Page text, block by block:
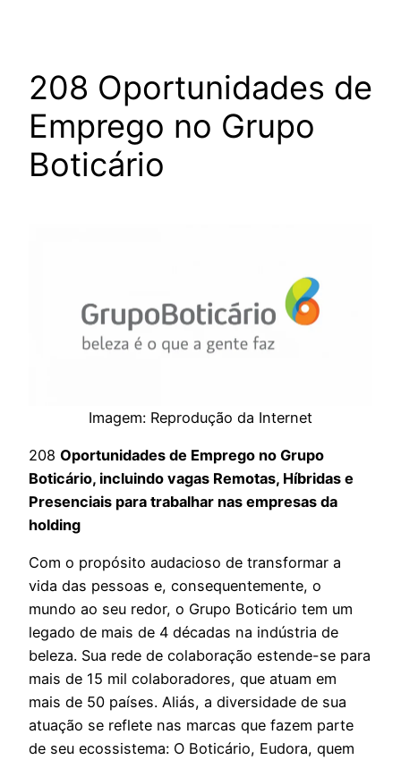
208 Oportunidades de
Emprego no Grupo
Boticário
Imagem: Reprodução da Internet
208 Oportunidades de Emprego no Grupo
Boticário, incluindo vagas Remotas, Híbridas e
Presenciais para trabalhar nas empresas da
holding
Com o propósito audacioso de transformar a
vida das pessoas e, consequentemente, o
mundo ao seu redor, o Grupo Boticário tem um
legado de mais de 4 décadas na indústria de
beleza. Sua rede de colaboração estende-se para
mais de 15 mil colaboradores, que atuam em
mais de 50 países. Aliás, a diversidade de sua
atuação se reflete nas marcas que fazem parte
de seu ecossistema: O Boticário, Eudora, quem